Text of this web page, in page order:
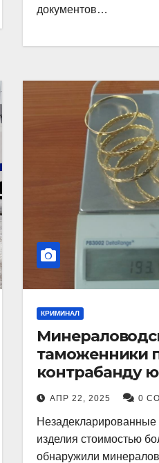
документов…
КРИМИНАЛ
таможенники
контрабанду
изделий на 2
АПР 22, 2025 0
изделия стоимостью
обнаружили